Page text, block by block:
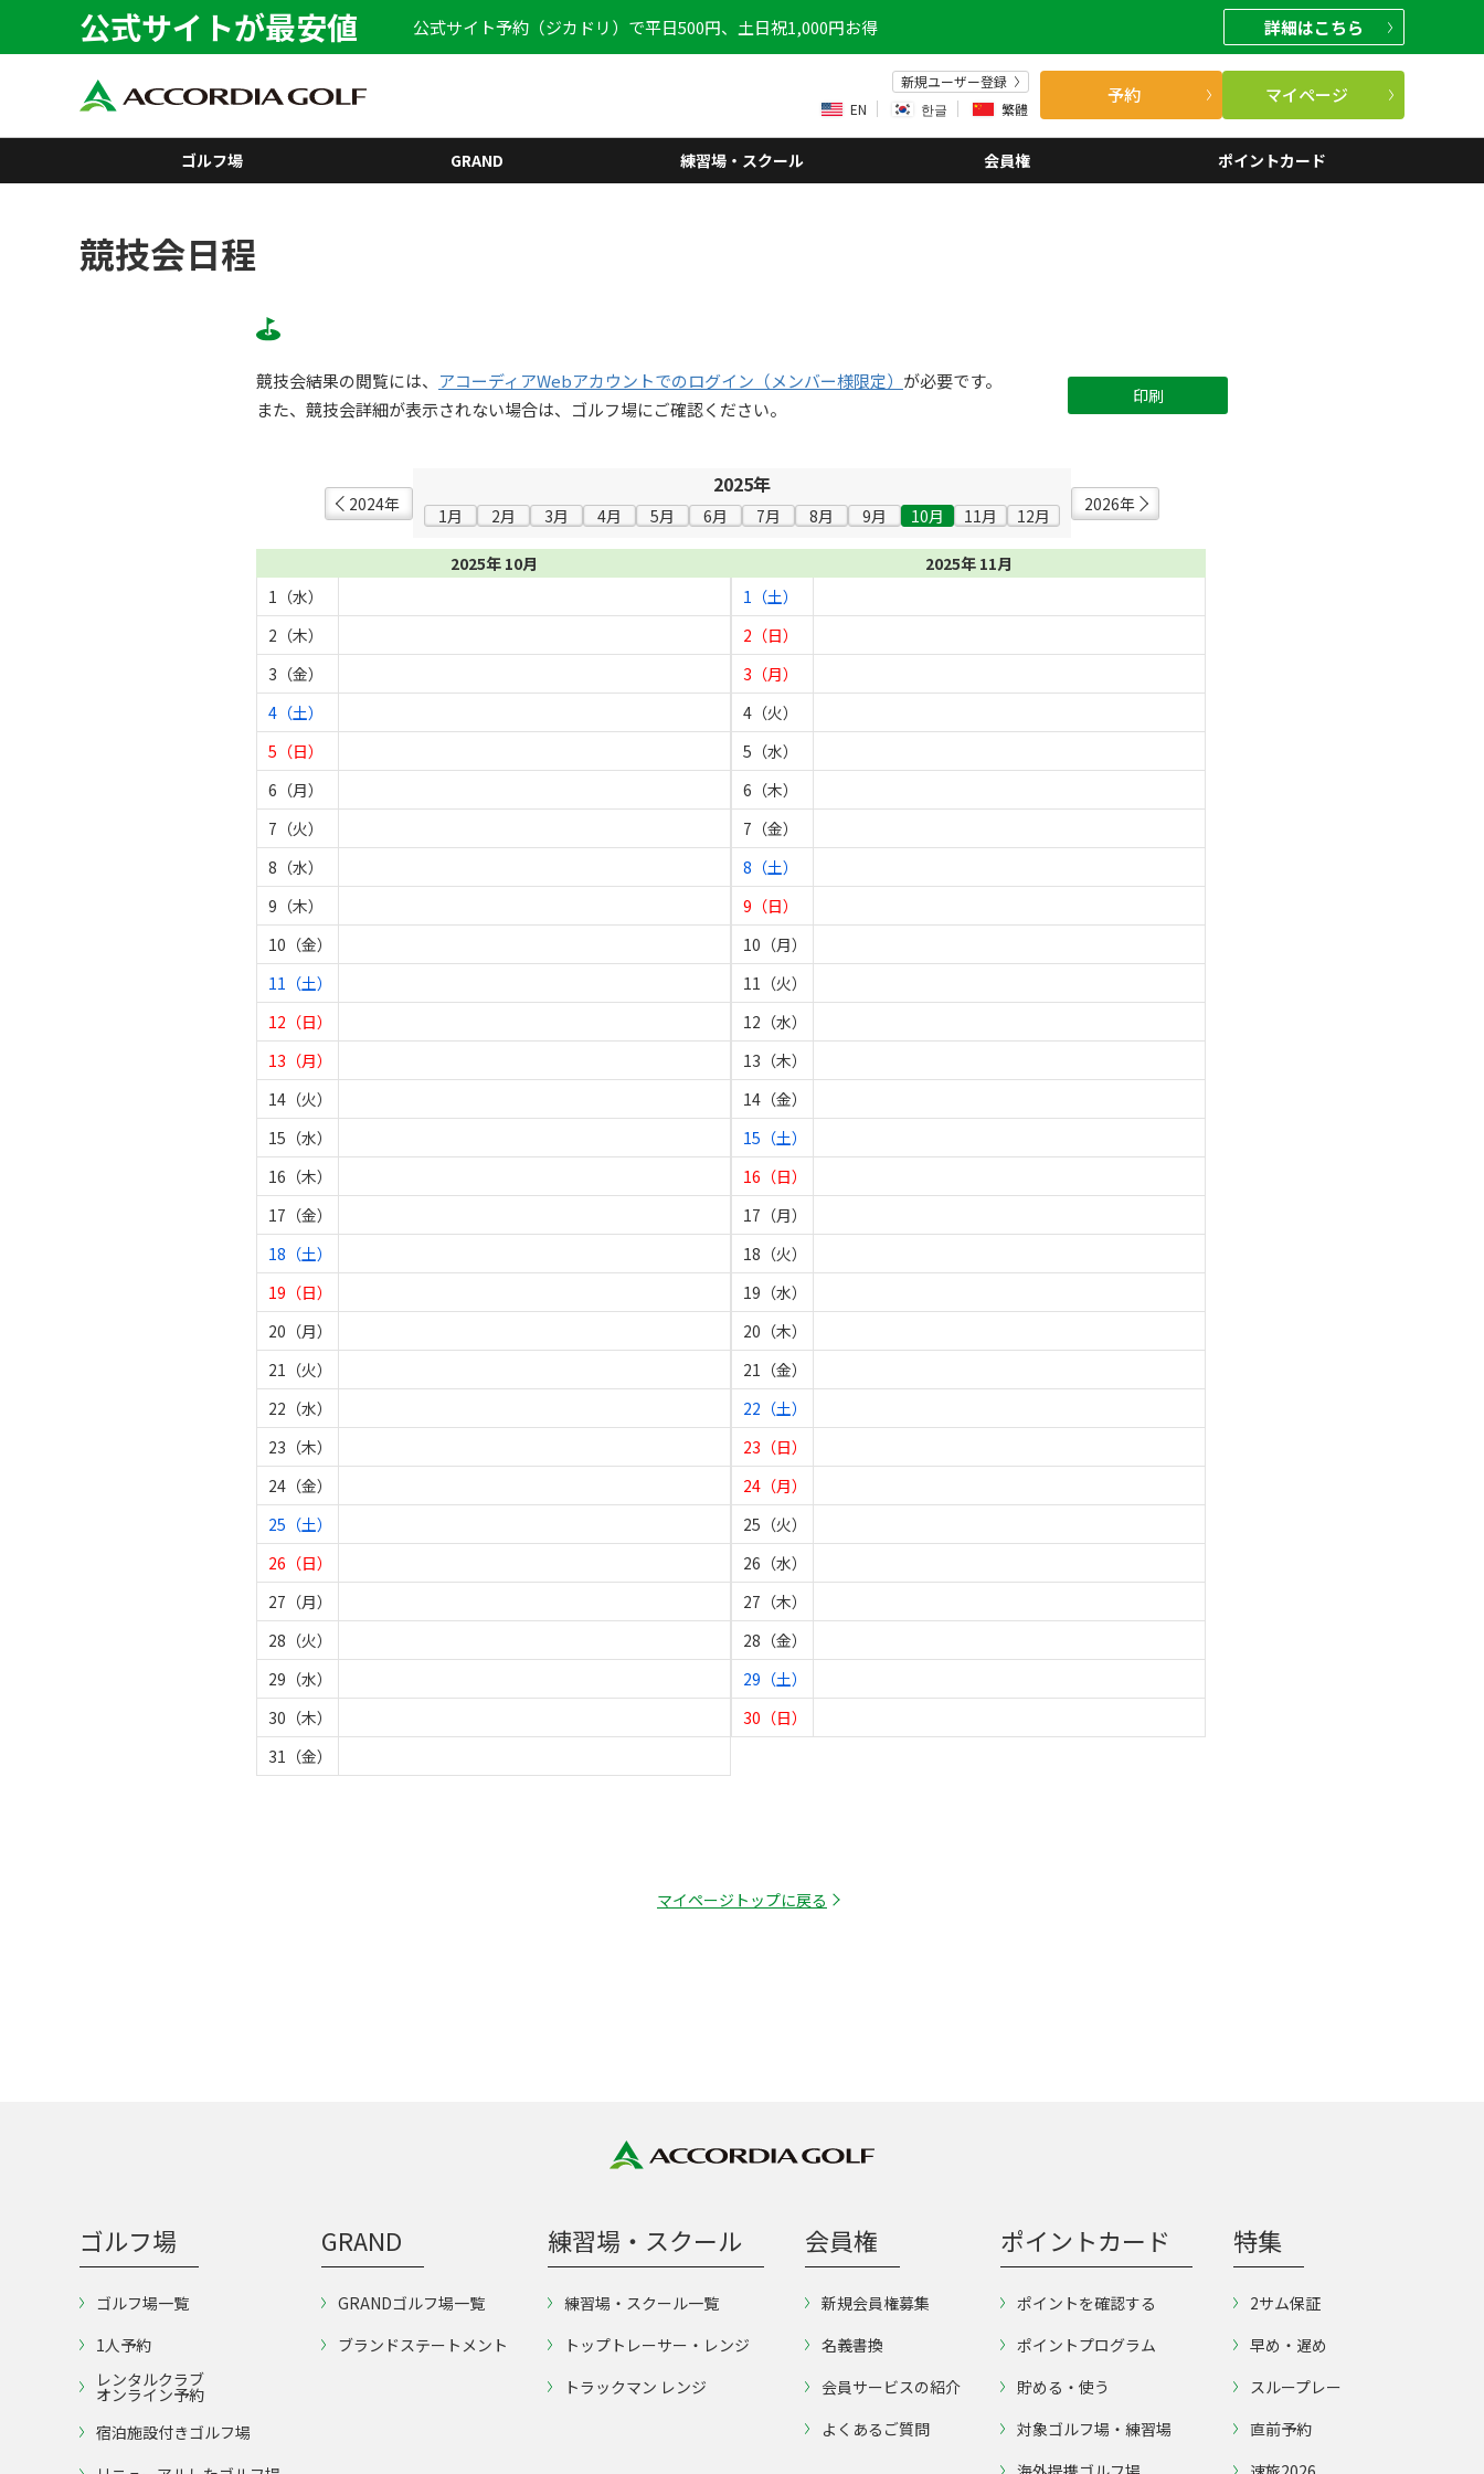
公式サイトが最安値 公式サイト予約（ジカドリ）で平日500円、土日祝1,000円お得 詳細はこちら
新規ユーザー登録
EN
한글 繁體
予約 マイページ
ゴルフ場 GRAND 練習場・スクール 会員権 ポイントカード
競技会日程
競技会結果の閲覧には、 アコーディアWebアカウントでのログイン（メンバー様限定） が必要です。
また、競技会詳細が表示されない場合は、ゴルフ場にご確認ください。
印刷
2024年
2025年
1月 2月 3月 4月 5月 6月 7月 8月 9月 10月 11月 12月
2026年
2025年 10月
1（水）
2（木）
3（金）
4（土）
5（日）
6（月）
7（火）
8（水）
9（木）
10（金）
11（土）
12（日）
13（月）
14（火）
15（水）
16（木）
17（金）
18（土）
19（日）
20（月）
21（火）
22（水）
23（木）
24（金）
25（土）
26（日）
27（月）
28（火）
29（水）
30（木）
31（金）
2025年 11月
1（土）
2（日）
3（月）
4（火）
5（水）
6（木）
7（金）
8（土）
9（日）
10（月）
11（火）
12（水）
13（木）
14（金）
15（土）
16（日）
17（月）
18（火）
19（水）
20（木）
21（金）
22（土）
23（日）
24（月）
25（火）
26（水）
27（木）
28（金）
29（土）
30（日）
マイページトップに戻る
ゴルフ場
ゴルフ場一覧
1人予約
レンタルクラブ
オンライン予約
宿泊施設付きゴルフ場
GRAND
GRANDゴルフ場一覧
ブランドステートメント
練習場・スクール
練習場・スクール一覧
トップトレーサー・レンジ
トラックマン レンジ
会員権
新規会員権募集
名義書換
会員サービスの紹介
よくあるご質問
ポイントカード
ポイントを確認する
ポイントプログラム
貯める・使う
対象ゴルフ場・練習場
特集
2サム保証
早め・遅め
スループレー
直前予約